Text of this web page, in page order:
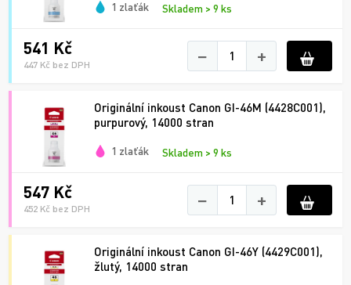
1 zlaťák Skladem > 9 ks
541 Kč
447 Kč bez DPH − +
Originální inkoust Canon GI-46M (4428C001),
purpurový, 14000 stran
1 zlaťák Skladem > 9 ks
547 Kč
452 Kč bez DPH − +
Originální inkoust Canon GI-46Y (4429C001),
žlutý, 14000 stran